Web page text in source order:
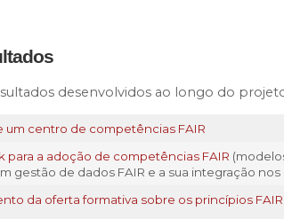
desenvolvidos ao longo do
um centro de competências FAIR
para a adoção de competências FAIR
gestão de dados FAIR e a sua integração
da oferta formativa sobre os princípios